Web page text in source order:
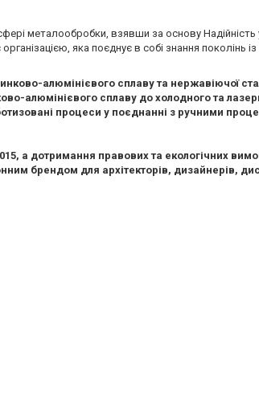
металообробки, взявши за основу Надійність
яка поєднує в собі знання
алюмінієвого сплаву та нержавіючої
алюмінієвого сплаву до холодного та
процеси у поєднанні з ручними
а дотримання правових та екологічних
брендом для архітекторів, дизайнерів,